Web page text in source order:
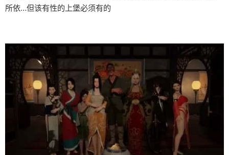
所依…但该有性的上堡必须有的